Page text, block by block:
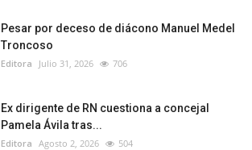
Pesar por deceso de diácono Manuel Medel
Troncoso
Editora Julio 31, 2026 706
Ex dirigente de RN cuestiona a concejal
Pamela Ávila tras...
Editora Agosto 2, 2026 504